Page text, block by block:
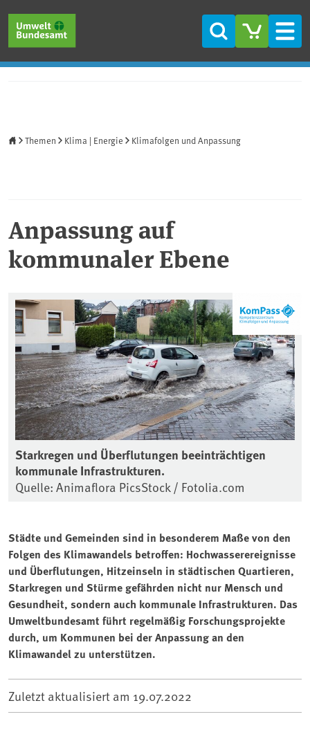
Suche
Themen Klima | Energie Klimafolgen und Anpassung
Anpassung auf
kommunaler Ebene
Starkregen und Überflutungen beeinträchtigen
kommunale Infrastrukturen.
Quelle: Animaflora PicsStock / Fotolia.com
Städte und Gemeinden sind in besonderem Maße von den
Folgen des Klimawandels betroffen: Hochwasserereignisse
und Überflutungen, Hitzeinseln in städtischen Quartieren,
Starkregen und Stürme gefährden nicht nur Mensch und
Gesundheit, sondern auch kommunale Infrastrukturen. Das
Umweltbundesamt führt regelmäßig Forschungsprojekte
durch, um Kommunen bei der Anpassung an den
Klimawandel zu unterstützen.
Zuletzt aktualisiert am 19.07.2022